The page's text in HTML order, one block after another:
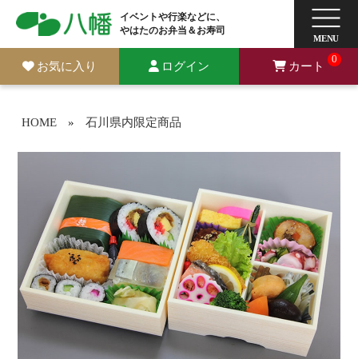
イベントや行楽などに、
やはたのお弁当＆お寿司
お気に入り ログイン カート
0
HOME » 石川県内限定商品